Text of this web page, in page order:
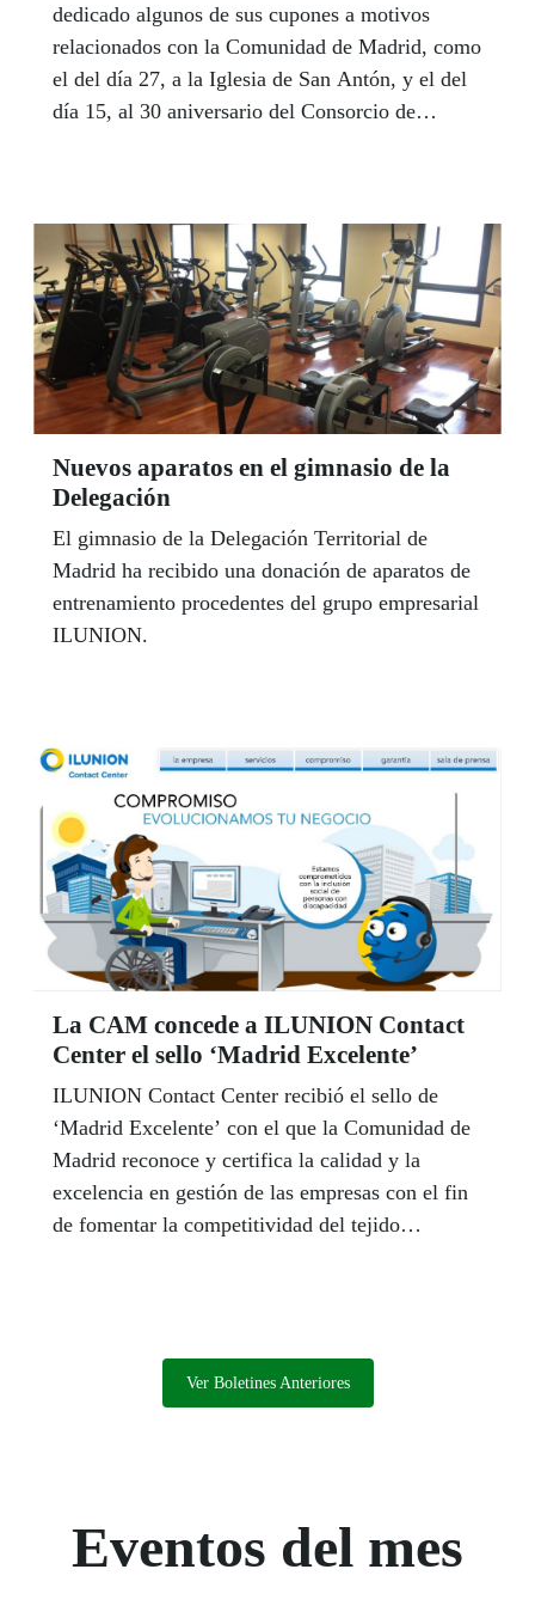
dedicado algunos de sus cupones a motivos
relacionados con la Comunidad de Madrid, como
el del día 27, a la Iglesia de San Antón, y el del
día 15, al 30 aniversario del Consorcio de
Nuevos aparatos en el gimnasio de la
Delegación
El gimnasio de la Delegación Territorial de
Madrid ha recibido una donación de aparatos de
entrenamiento procedentes del grupo empresarial
ILUNION.
La CAM concede a ILUNION Contact
Center el sello ‘Madrid Excelente’
ILUNION Contact Center recibió el sello de
‘Madrid Excelente’ con el que la Comunidad de
Madrid reconoce y certifica la calidad y la
excelencia en gestión de las empresas con el fin
de fomentar la competitividad del tejido
Ver Boletines Anteriores
Eventos del mes